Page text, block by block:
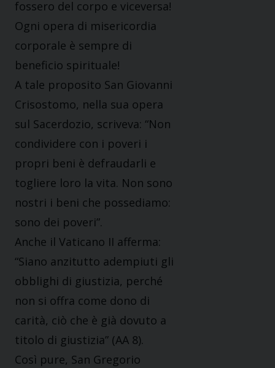
fossero del corpo e viceversa!
Ogni opera di misericordia
corporale è sempre di
beneficio spirituale!
A tale proposito San Giovanni
Crisostomo, nella sua opera
sul Sacerdozio, scriveva: “Non
condividere con i poveri i
propri beni è defraudarli e
togliere loro la vita. Non sono
nostri i beni che possediamo:
sono dei poveri”.
Anche il Vaticano II afferma:
“Siano anzitutto adempiuti gli
obblighi di giustizia, perché
non si offra come dono di
carità, ciò che è già dovuto a
titolo di giustizia” (AA 8).
Così pure, San Gregorio